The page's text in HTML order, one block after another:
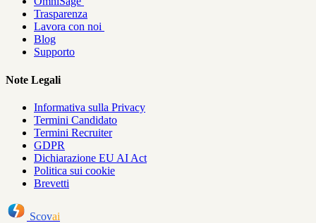
Trasparenza
Lavora con noi
Blog
Supporto
Note Legali
Informativa sulla Privacy
Termini Candidato
Termini Recruiter
GDPR
Dichiarazione EU AI Act
Politica sui cookie
Brevetti
Scovai